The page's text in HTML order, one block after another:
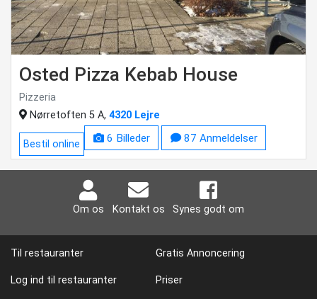
Osted Pizza Kebab House
Pizzeria
Nørretoften 5 A,4320 Lejre
6 Billeder 87 Anmeldelser
Bestil online
Om os Kontakt os Synes godt om
Til restauranter Gratis Annoncering
Log ind til restauranter Priser